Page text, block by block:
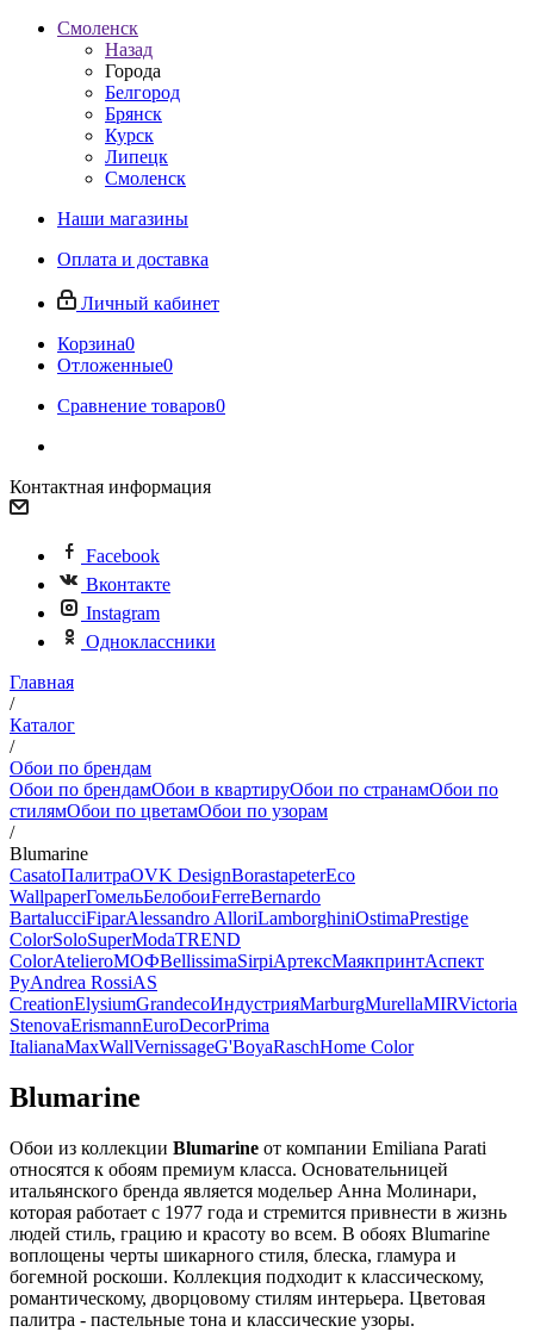
Смоленск
Назад
Города
Белгород
Брянск
Курск
Липецк
Смоленск
Наши магазины
Оплата и доставка
Личный кабинет
Корзина0
Отложенные0
Сравнение товаров0
Контактная информация
Facebook
Вконтакте
Instagram
Одноклассники
Главная
/
Каталог
/
Обои по брендам
Обои по брендамОбои в квартируОбои по странамОбои по
стилямОбои по цветамОбои по узорам
/
Blumarine
CasatoПалитраOVK DesignBorastapeterEco
WallpaperГомельБелобоиFerreBernardo
BartalucciFiparAlessandro AlloriLamborghiniOstimaPrestige
ColorSoloSuperModaTREND
ColorAtelieroМОФBellissimaSirpiАртексМаякпринтАспект
РуAndrea RossiAS
CreationElysiumGrandecoИндустрияMarburgMurellaMIRVictoria
StenovaErismannEuroDecorPrima
ItalianaMaxWallVernissageG'BoyaRaschHome Color
Blumarine
Обои из коллекции Blumarine от компании Emiliana Parati
относятся к обоям премиум класса. Основательницей
итальянского бренда является модельер Анна Молинари,
которая работает с 1977 года и стремится привнести в жизнь
людей стиль, грацию и красоту во всем. В обоях Blumarine
воплощены черты шикарного стиля, блеска, гламура и
богемной роскоши. Коллекция подходит к классическому,
романтическому, дворцовому стилям интерьера. Цветовая
палитра - пастельные тона и классические узоры.